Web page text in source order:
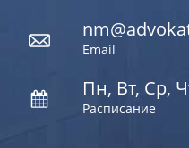
Email
Пн, Вт, Ср,
Расписание